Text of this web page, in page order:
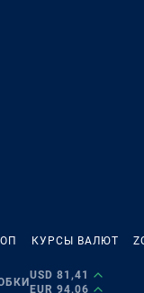
КУРСЫ ВАЛЮТ
USD 81,41
EUR 94,06